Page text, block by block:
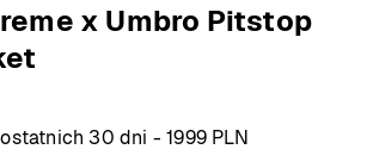
x Umbro Pitstop
30 dni -1999 PLN